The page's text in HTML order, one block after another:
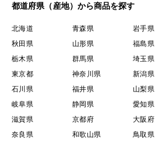
都道府県（産地）から商品を探す
北海道 青森県 岩手県
秋田県
山形県 福島県
栃木県
群馬県 埼玉県
東京都
神奈川県 新潟県
石川県
福井県 山梨県
岐阜県
静岡県 愛知県
滋賀県
京都府 大阪府
奈良県
和歌山県 鳥取県